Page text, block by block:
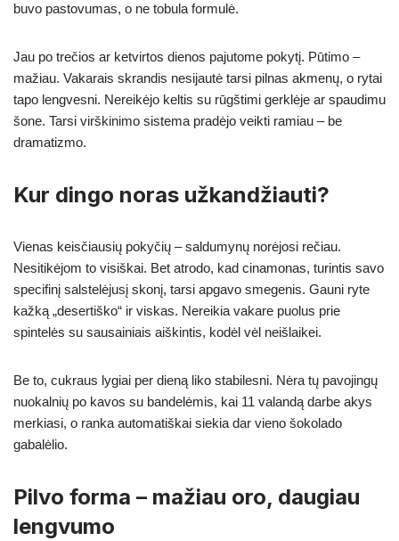
buvo pastovumas, o ne tobula formulė.
Jau po trečios ar ketvirtos dienos pajutome pokytį. Pūtimo –
mažiau. Vakarais skrandis nesijautė tarsi pilnas akmenų, o rytai
tapo lengvesni. Nereikėjo keltis su rūgštimi gerklėje ar spaudimu
šone. Tarsi virškinimo sistema pradėjo veikti ramiau – be
dramatizmo.
Kur dingo noras užkandžiauti?
Vienas keisčiausių pokyčių – saldumynų norėjosi rečiau.
Nesitikėjom to visiškai. Bet atrodo, kad cinamonas, turintis savo
specifinį salstelėjusį skonį, tarsi apgavo smegenis. Gauni ryte
kažką „desertiško“ ir viskas. Nereikia vakare puolus prie
spintelės su sausainiais aiškintis, kodėl vėl neišlaikei.
Be to, cukraus lygiai per dieną liko stabilesni. Nėra tų pavojingų
nuokalnių po kavos su bandelėmis, kai 11 valandą darbe akys
merkiasi, o ranka automatiškai siekia dar vieno šokolado
gabalėlio.
Pilvo forma – mažiau oro, daugiau
lengvumo